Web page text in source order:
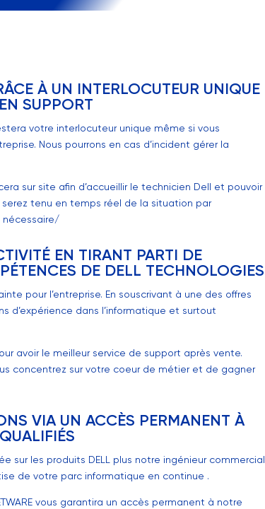
À UN INTERLOCUTEUR UNIQUE
SUPPORT
votre interlocuteur unique même si vous
Nous pourrons en cas d’incident gérer la
sur site afin d’accueillir le technicien Dell et pouvoir
tenu en temps réel de la situation par
EN TIRANT PARTI DE
DE DELL TECHNOLOGIES
pour l’entreprise. En souscrivant à une des offres
d’expérience dans l’informatique et surtout
avoir le meilleur service de support après vente.
concentrez sur votre coeur de métier et de gagner
VIA UN ACCÈS PERMANENT À
sur les produits DELL plus notre ingénieur commercial
de votre parc informatique en continue .
vous garantira un accès permanent à notre